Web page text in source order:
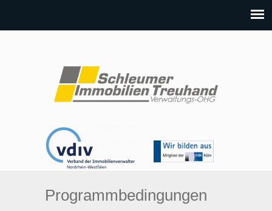
Programmbedingungen